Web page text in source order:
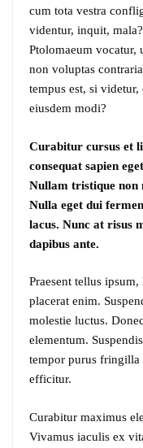
cum tota vestra
videntur, inquit,
Ptolomaeum vocatur,
non voluptas
tempus est, si
eiusdem modi?
Curabitur cursus et
consequat sapien
Nullam tristique non
Nulla eget dui
lacus. Nunc at risus
dapibus ante.
Praesent tellus
placerat enim.
molestie luctus.
elementum.
tempor purus
efficitur.
Curabitur maximus
Vivamus iaculis ex